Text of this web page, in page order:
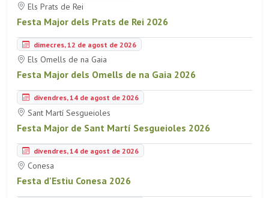
Els Prats de Rei
Festa Major dels Prats de Rei 2026
dimecres, 12 de agost de 2026
Els Omells de na Gaia
Festa Major dels Omells de na Gaia 2026
divendres, 14 de agost de 2026
Sant Martí Sesgueioles
Festa Major de Sant Martí Sesgueioles 2026
divendres, 14 de agost de 2026
Conesa
Festa d'Estiu Conesa 2026